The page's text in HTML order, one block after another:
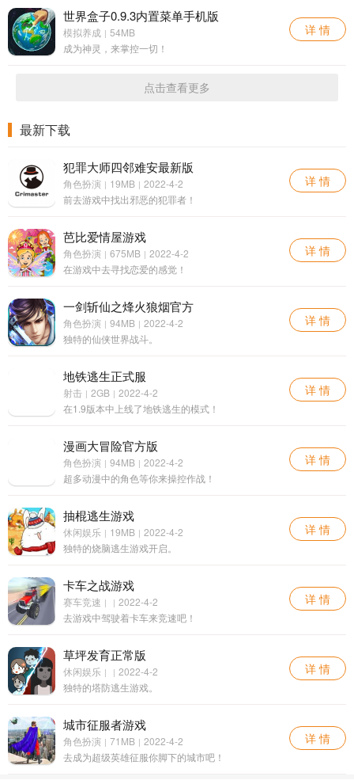
世界盒子0.9.3内置菜单手机版
模拟养成 | 54MB
成为神灵，来掌控一切！
详 情
点击查看更多
最新下载
犯罪大师四邻难安最新版
角色扮演 | 19MB | 2022-4-2
前去游戏中找出邪恶的犯罪者！
详 情
芭比爱情屋游戏
角色扮演 | 675MB | 2022-4-2
在游戏中去寻找恋爱的感觉！
详 情
一剑斩仙之烽火狼烟官方
角色扮演 | 94MB | 2022-4-2
独特的仙侠世界战斗。
详 情
地铁逃生正式服
射击 | 2GB | 2022-4-2
在1.9版本中上线了地铁逃生的模式！
详 情
漫画大冒险官方版
角色扮演 | 94MB | 2022-4-2
超多动漫中的角色等你来操控作战！
详 情
抽棍逃生游戏
休闲娱乐 | 19MB | 2022-4-2
独特的烧脑逃生游戏开启。
详 情
卡车之战游戏
赛车竞速 | | 2022-4-2
去游戏中驾驶着卡车来竞速吧！
详 情
草坪发育正常版
休闲娱乐 | | 2022-4-2
独特的塔防逃生游戏。
详 情
城市征服者游戏
角色扮演 | 71MB | 2022-4-2
去成为超级英雄征服你脚下的城市吧！
详 情